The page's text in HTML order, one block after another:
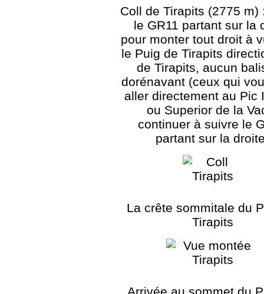
Coll de Tirapits (2775 m)
le GR11 partant sur la
pour monter tout droit à
le Puig de Tirapits
de Tirapits, aucun
dorénavant (ceux qui
aller directement au Pic
ou Superior de la
continuer à suivre le
partant sur la
La crête sommitale du
Tirapits